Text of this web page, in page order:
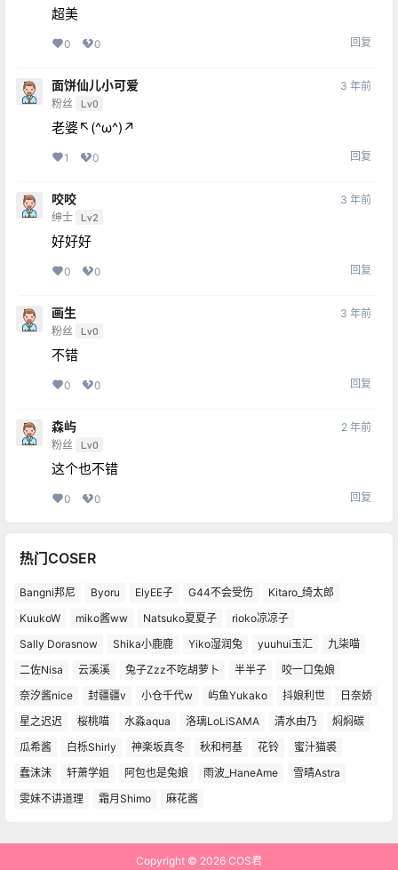
超美
0 0 回复
面饼仙儿小可爱
粉丝 Lv0
3 年前
老婆↖(^ω^)↗
1 0 回复
咬咬
绅士 Lv2
3 年前
好好好
0 0 回复
画生
粉丝 Lv0
3 年前
不错
0 0 回复
森屿
粉丝 Lv0
2 年前
这个也不错
0 0 回复
热门COSER
Bangni邦尼 Byoru ElyEE子 G44不会受伤
Kitaro_绮太郎
KuukoW
miko酱ww Natsuko夏夏子
rioko凉凉子
Sally Dorasnow
Shika小鹿鹿 Yiko湿润兔 yuuhui玉汇
九柒喵
二佐Nisa
云溪溪 兔子Zzz不吃胡萝卜 半半子
咬一口兔娘
奈汐酱nice
封疆疆v 小仓千代w 屿鱼Yukako 抖娘利世
日奈娇
星之迟迟
桜桃喵 水淼aqua 洛璃LoLiSAMA 清水由乃
焖焖碳
瓜希酱
白栎Shirly 神楽坂真冬 秋和柯基 花铃
蜜汁猫裘
蠢沫沫
轩萧学姐 阿包也是兔娘 雨波_HaneAme
雪晴Astra
雯妹不讲道理
霜月Shimo 麻花酱
Copyright © 2026 COS君